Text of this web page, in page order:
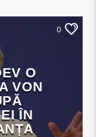
0
O
VON
ÎN